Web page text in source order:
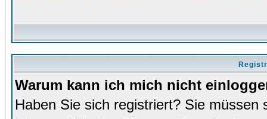
Warum kann ich mich nicht
Haben Sie sich registriert? Sie